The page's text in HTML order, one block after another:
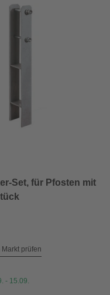
Set, für Pfosten mit
prüfen
- 15.09.